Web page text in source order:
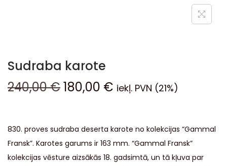
Sudraba karote
240,00€180,00 € iekļ. PVN (21%)
830. proves sudraba deserta karote no kolekcijas “Gammal
Fransk”. Karotes garums ir 163 mm. “Gammal Fransk”
kolekcijas vēsture aizsākās 18. gadsimtā, un tā kļuva par